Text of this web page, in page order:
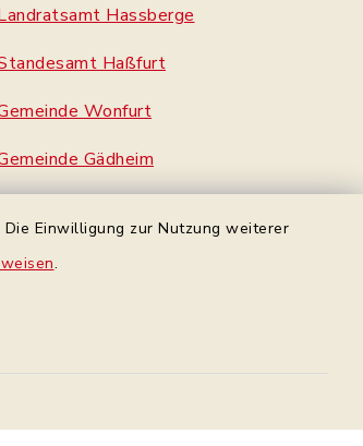
Einwilligung zur Nutzung weiterer
.
Hassberge
Haßfurt
Wonfurt
Gädheim
Impressum
Sitemap